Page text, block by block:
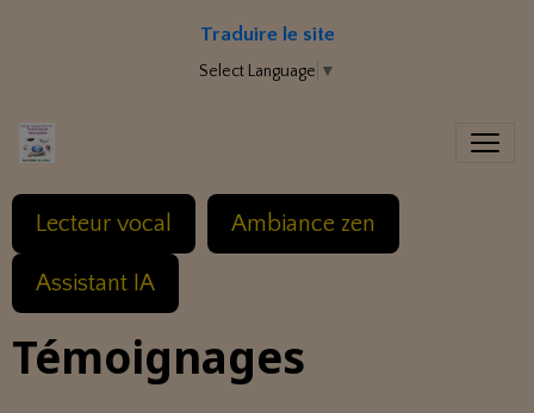
Traduire le site
Select Language ▼
Lecteur vocal Ambiance zen
Assistant IA
Témoignages